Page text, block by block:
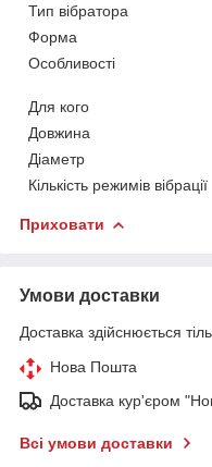
Тип вібратора
Форма
Особливості
Для кого
Довжина
Діаметр
Кількість режимів вібрації
Приховати
Умови доставки
Доставка здійснюється
Нова Пошта
Доставка кур'єром
Всі умови доставки